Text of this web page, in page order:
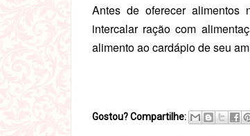
Antes de oferecer alimentos
intercalar ração com
alimento ao cardápio de seu
Gostou? Compartilhe: